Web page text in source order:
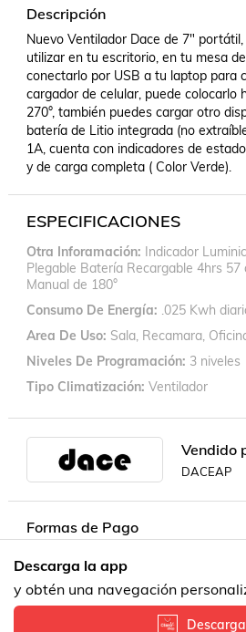
Descripción
Nuevo Ventilador Dace de 7"
utilizar en tu escritorio, en tu mesa
conectarlo por USB a tu laptop para
cargador de celular, puede colocarlo
270°, también puedes cargar otro
batería de Litio integrada (no
1A, cuenta con indicadores de
y de carga completa ( Color Verde).
ESPECIFICACIONES
Otra Inforamación Indicador
Plegable Batería Recargable 4hrs 57
Manual de 180°
Consumo De Energía .025 Kwh
Area De Uso Sala, Recamara,
Niveles De Programación 3 niveles
Tipo Climatización Ventilador
Vendido
DACEAP
Formas de Pago
Descarga la app
y obtén una navegación